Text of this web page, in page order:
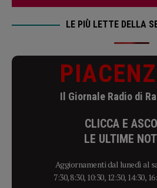
LE PIÙ LETTE DELLA
Il Giornale Radio di
CLICCA E
LE ULTIME
Aggiornamenti dal lunedì al
7:30, 8:30, 10:30, 12:30, 14:30,